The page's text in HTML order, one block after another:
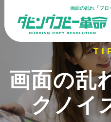
画面の乱れ「ブロ
画面の乱
クノイ